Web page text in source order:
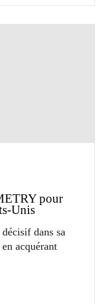
pour
Unis
dans sa
acquérant